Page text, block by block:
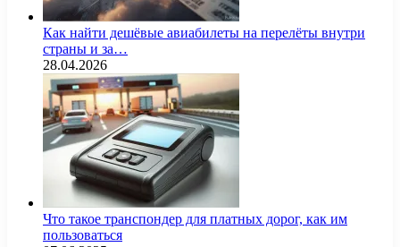
Как найти дешёвые авиабилеты на перелёты внутри
страны и за…
28.04.2026
Что такое транспондер для платных дорог, как им
пользоваться